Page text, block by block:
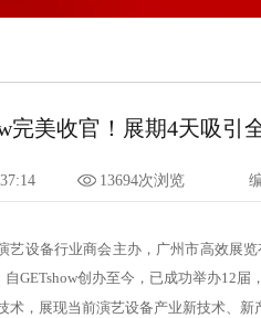
完美收官！展期4天吸引
13694次浏览
艺设备行业商会主办，广州市高效展
GETshow创办至今，已成功举办12
术，展现当前演艺设备产业新技术、